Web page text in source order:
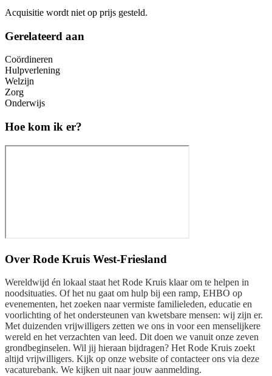
Acquisitie wordt niet op prijs gesteld.
Gerelateerd aan
Coördineren
Hulpverlening
Welzijn
Zorg
Onderwijs
Hoe kom ik er?
Over Rode Kruis West-Friesland
Wereldwijd én lokaal staat het Rode Kruis klaar om te helpen in
noodsituaties. Of het nu gaat om hulp bij een ramp, EHBO op
evenementen, het zoeken naar vermiste familieleden, educatie en
voorlichting of het ondersteunen van kwetsbare mensen: wij zijn er.
Met duizenden vrijwilligers zetten we ons in voor een menselijkere
wereld en het verzachten van leed. Dit doen we vanuit onze zeven
grondbeginselen. Wil jij hieraan bijdragen? Het Rode Kruis zoekt
altijd vrijwilligers. Kijk op onze website of contacteer ons via deze
vacaturebank. We kijken uit naar jouw aanmelding.